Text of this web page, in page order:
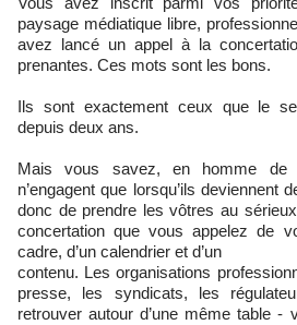
paysage médiatique libre,
avez lancé un appel à la
prenantes. Ces mots sont les bons.
Ils sont exactement ceux que le
depuis deux ans.
Mais vous savez, en homme de
n’engagent que lorsqu’ils deviennent
donc de prendre les vôtres au
concertation que vous appelez de
cadre, d’un calendrier et d’un
contenu. Les organisations
presse, les syndicats, les
retrouver autour d’une même table -